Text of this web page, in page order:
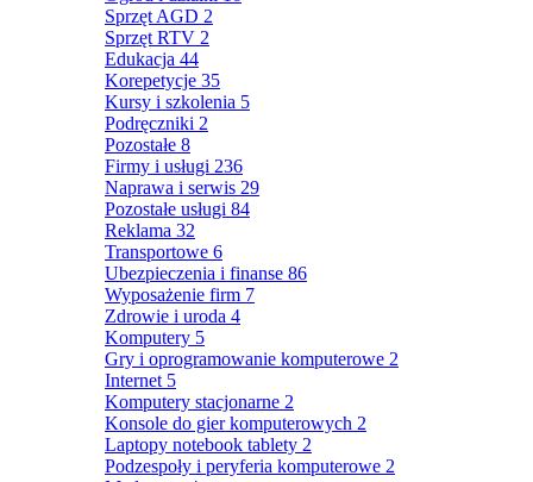
Sprzęt AGD 2
Sprzęt RTV 2
Edukacja 44
Korepetycje 35
Kursy i szkolenia 5
Podręczniki 2
Pozostałe 8
Firmy i usługi 236
Naprawa i serwis 29
Pozostałe usługi 84
Reklama 32
Transportowe 6
Ubezpieczenia i finanse 86
Wyposażenie firm 7
Zdrowie i uroda 4
Komputery 5
Gry i oprogramowanie komputerowe 2
Internet 5
Komputery stacjonarne 2
Konsole do gier komputerowych 2
Laptopy notebook tablety 2
Podzespoły i peryferia komputerowe 2